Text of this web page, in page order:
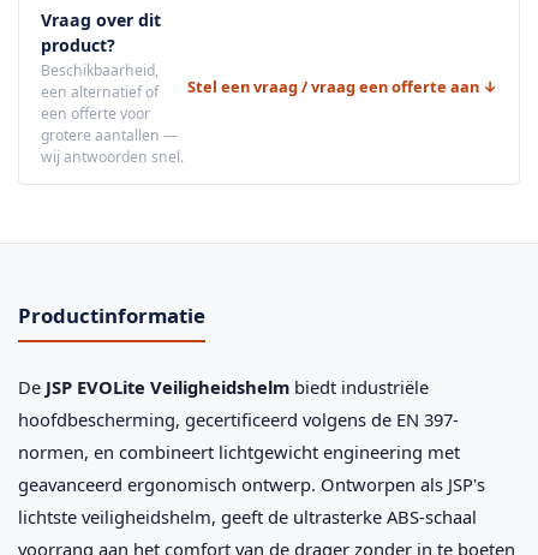
Vraag over dit
product?
Beschikbaarheid,
een alternatief of
een offerte voor
grotere aantallen —
wij antwoorden snel.
Stel een vraag / vraag een offerte aan ↓
Productinformatie
De JSP EVOLite Veiligheidshelm biedt industriële
hoofdbescherming, gecertificeerd volgens de EN 397-
normen, en combineert lichtgewicht engineering met
geavanceerd ergonomisch ontwerp. Ontworpen als JSP's
lichtste veiligheidshelm, geeft de ultrasterke ABS-schaal
voorrang aan het comfort van de drager zonder in te boeten